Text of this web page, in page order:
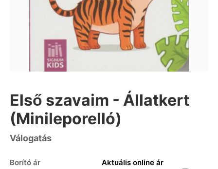
Első szavaim - Állatkert
(Minileporelló)
Válogatás
Borító ár Aktuális online ár